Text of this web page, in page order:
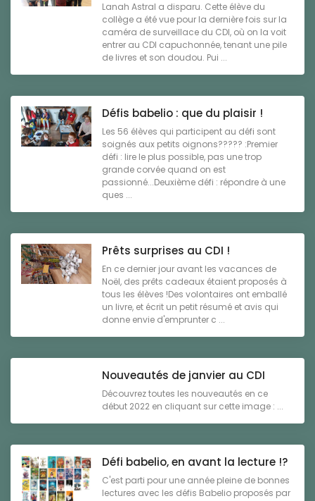
Lanah Astral a disparu. Cette élève du
collège a été vue pour la dernière fois sur la
caméra de surveillace du CDI, où on la voit
entrer au CDI capuchonnée, tenant une pile
de livres et son doudou. Pui ...
Défis babelio : que du plaisir !
Les 56 élèves qui participent au défi sont
soignés aux petits oignons????? :Premier
défi : lire le plus possible, pas une trop
grande corvée quand on est
passionné...Deuxième défi : répondre à une
ques ...
Prêts surprises au CDI !
En ce dernier jour avant les vacances de
Noël, des prêts cadeaux étaient proposés à
tous les élèves !Des volontaires ont emballé
un livre, et écrit un petit résumé et avis qui
donne envie d'emprunter c ...
Nouveautés de janvier au CDI
Découvrez toutes les nouveautés en ce
début 2022 en cliquant sur cette image : ...
Défi babelio, en avant la lecture !?
C'est parti pour une année pleine de bonnes
lectures avec les défis Babelio proposés par